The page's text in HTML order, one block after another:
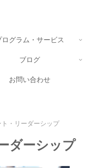
ログラム・サービス
ブログ
お問い合わせ
ト・リーダーシップ
ダーシップ